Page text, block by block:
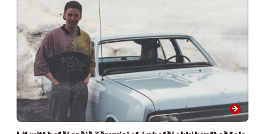
arrow_forward